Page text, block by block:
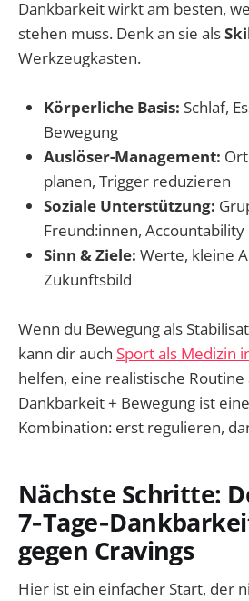
Dankbarkeit wirkt am besten,
stehen muss. Denk an sie als
Werkzeugkasten.
Körperliche Basis: Schlaf,
Bewegung
Auslöser-Management:
planen, Trigger reduzieren
Soziale Unterstützung:
Freund:innen, Accountability
Sinn & Ziele: Werte, kleine
Zukunftsbild
Wenn du Bewegung als
kann dir auch Sport als Medizin
helfen, eine realistische
Dankbarkeit + Bewegung ist
Kombination: erst regulieren,
Nächste Schritte:
gegen Cravings
Hier ist ein einfacher Start, der